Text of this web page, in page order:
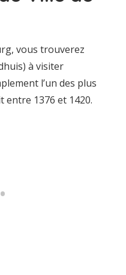
vous trouverez
à visiter
l’un des plus
entre 1376 et 1420.